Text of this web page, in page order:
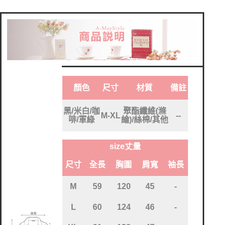
顏色 尺寸 材質 備註
黑/米白/咖
啡/軍綠
M-XL
聚酯纖維(滌
綸)/絲棉/其他
--
size丈量
尺寸 全長 胸圍 肩寬 袖長
M 59 120 45 -
L 60 124 46 -